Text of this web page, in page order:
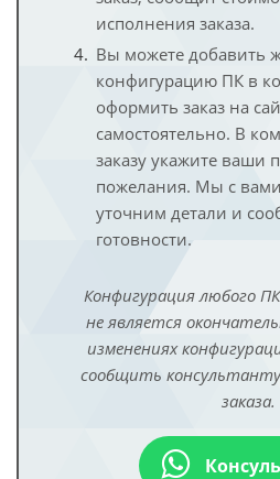
исполнения заказа.
Вы можете добавить
конфигурацию ПК в
оформить заказ на
самостоятельно. В
заказу укажите ваши
пожелания. Мы с
уточним детали и
готовности.
Конфигурация любого
не является
изменениях
сообщить
заказа.